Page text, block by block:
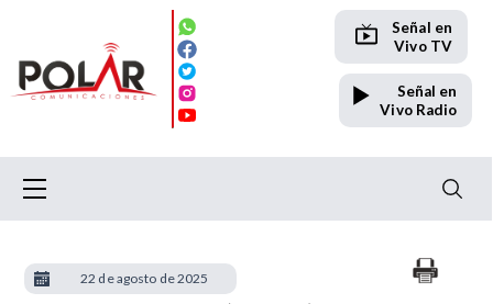
Señal en
Vivo TV
Señal en
Vivo Radio
22 de agosto de 2025